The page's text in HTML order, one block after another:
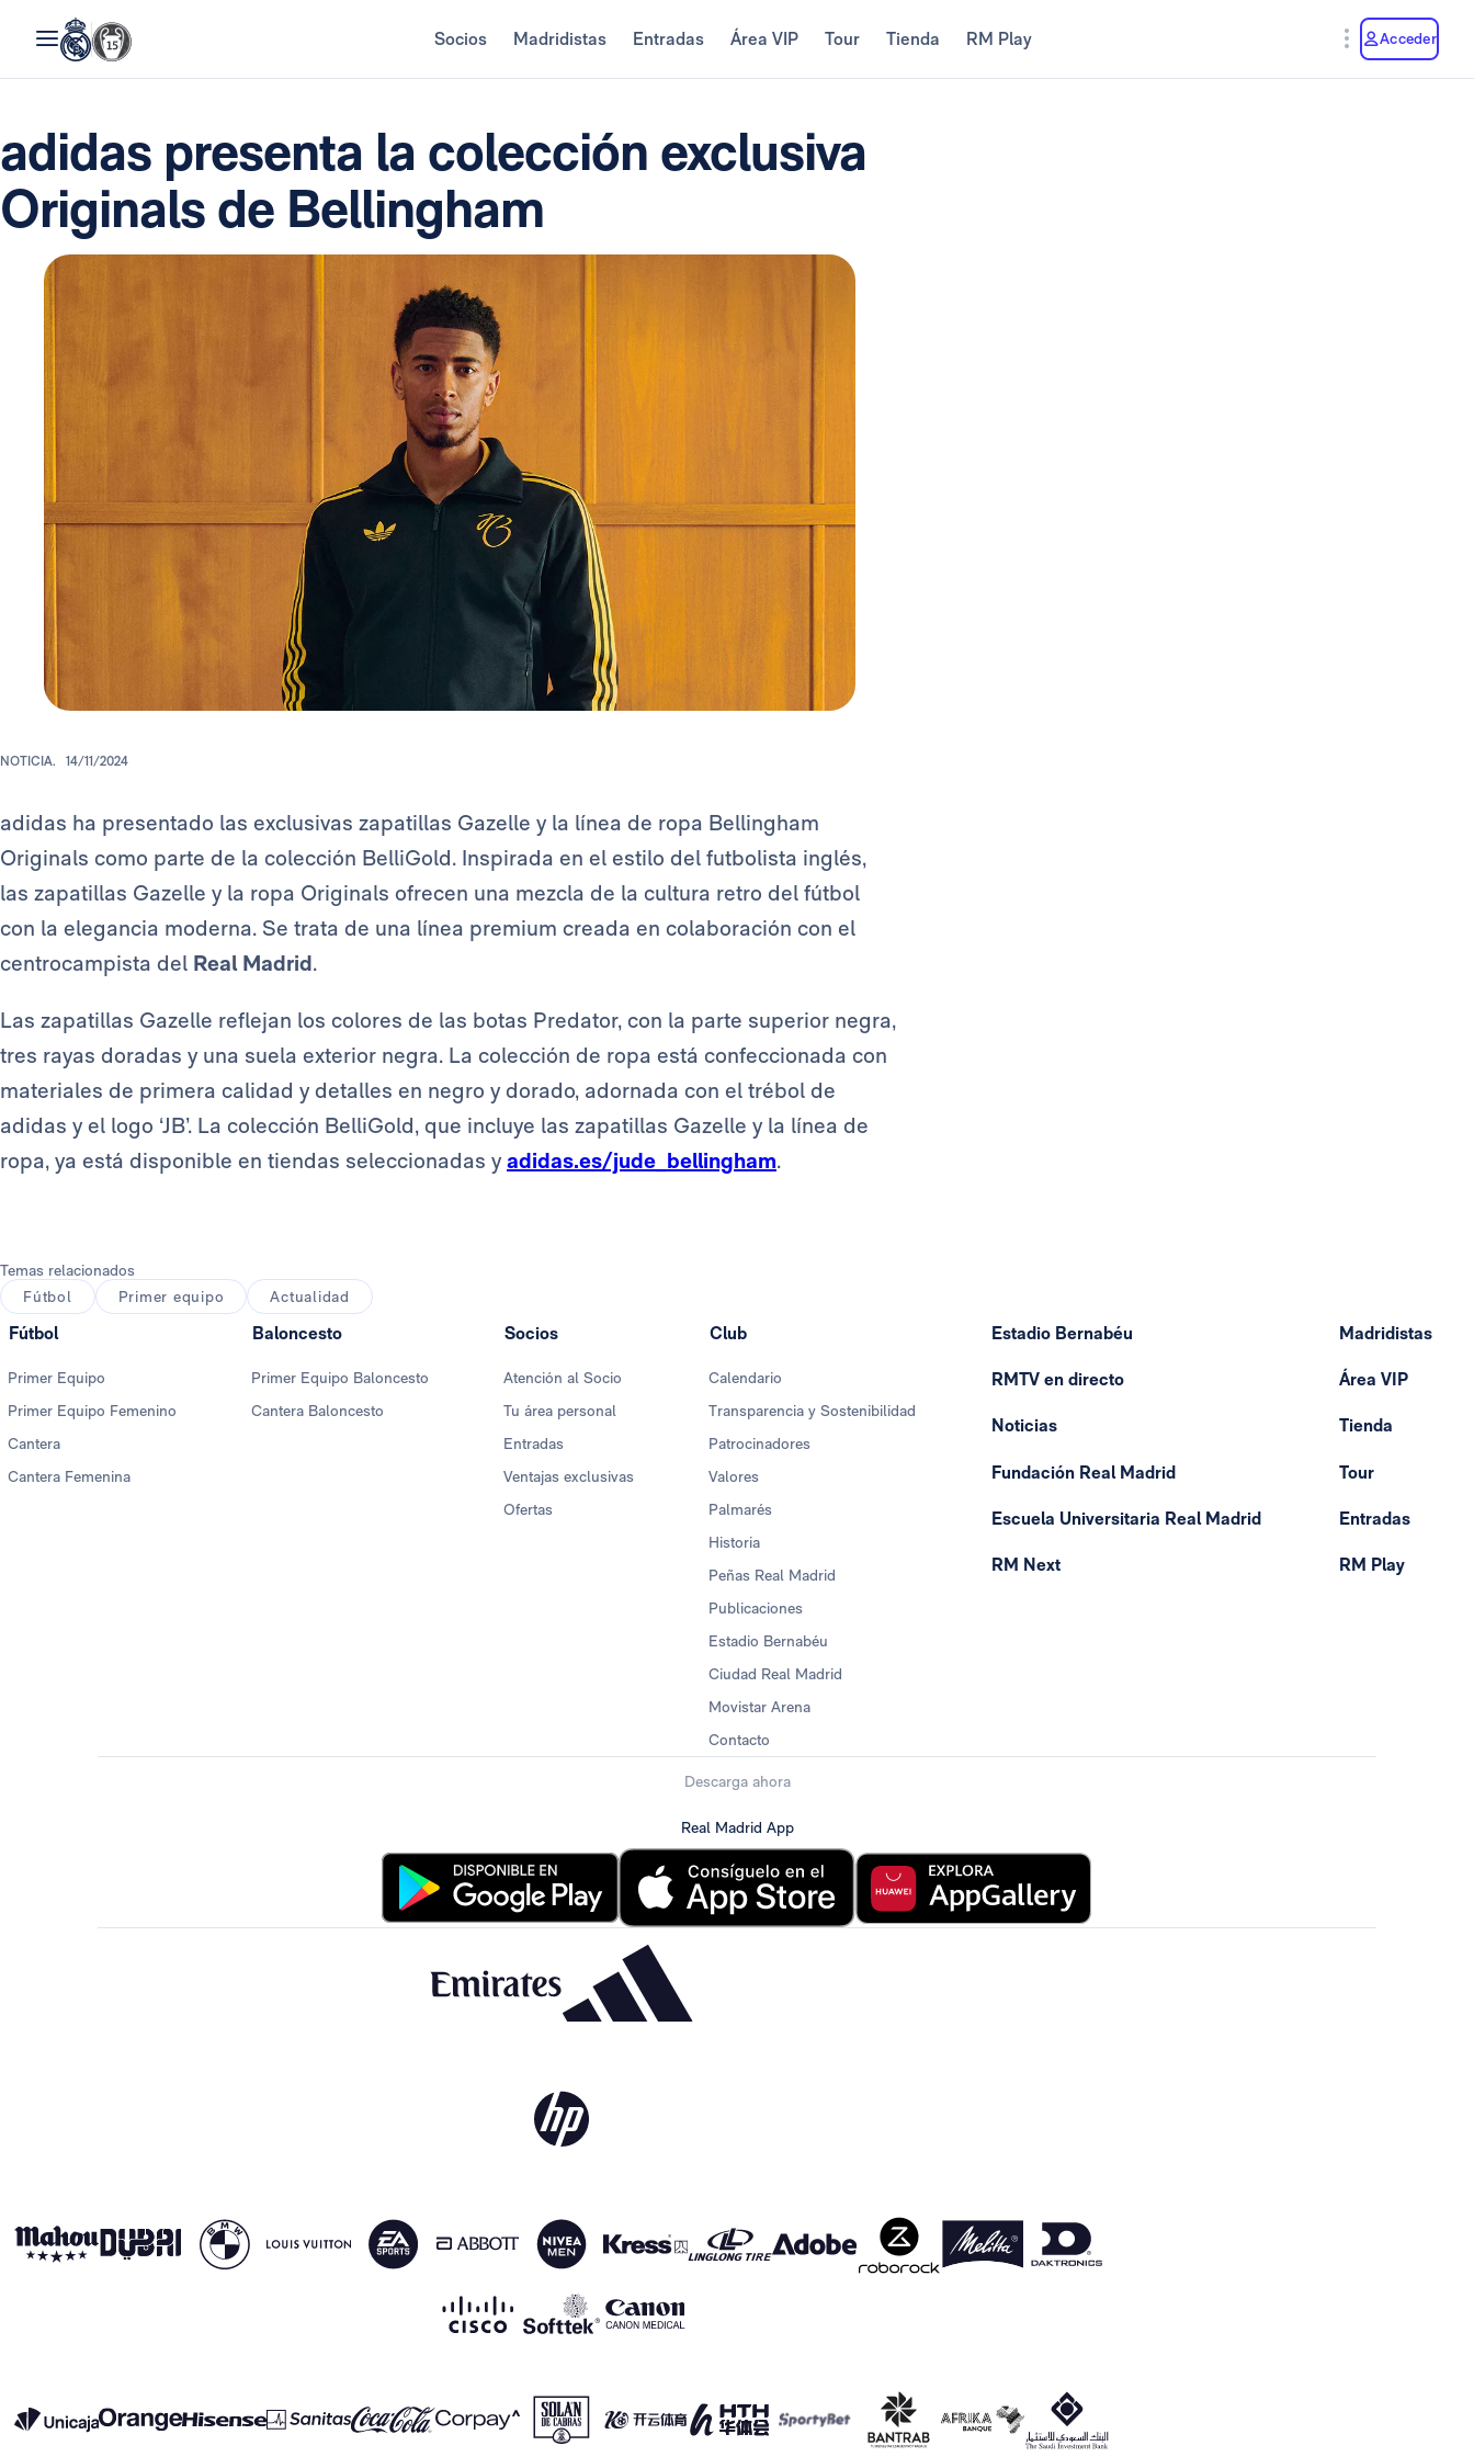
Socios Madridistas Entradas Área VIP Tour Tienda RM Play Acceder
adidas presenta la colección exclusiva
Originals de Bellingham
NOTICIA. 14/11/2024
adidas ha presentado las exclusivas zapatillas Gazelle y la línea de ropa Bellingham
Originals como parte de la colección BelliGold. Inspirada en el estilo del futbolista inglés,
las zapatillas Gazelle y la ropa Originals ofrecen una mezcla de la cultura retro del fútbol
con la elegancia moderna. Se trata de una línea premium creada en colaboración con el
centrocampista del Real Madrid.
Las zapatillas Gazelle reflejan los colores de las botas Predator, con la parte superior negra,
tres rayas doradas y una suela exterior negra. La colección de ropa está confeccionada con
materiales de primera calidad y detalles en negro y dorado, adornada con el trébol de
adidas y el logo ‘JB’. La colección BelliGold, que incluye las zapatillas Gazelle y la línea de
ropa, ya está disponible en tiendas seleccionadas y adidas.es/jude_bellingham.
Temas relacionados
Fútbol
Primer equipo Actualidad
Fútbol
Primer Equipo
Primer Equipo Femenino
Cantera
Cantera Femenina
Baloncesto
Primer Equipo Baloncesto
Cantera Baloncesto
Socios
Atención al Socio
Tu área personal
Entradas
Ventajas exclusivas
Ofertas
Club
Calendario
Transparencia y Sostenibilidad
Patrocinadores
Valores
Palmarés
Historia
Peñas Real Madrid
Publicaciones
Estadio Bernabéu
Ciudad Real Madrid
Movistar Arena
Contacto
Estadio Bernabéu
RMTV en directo
Noticias
Fundación Real Madrid
Escuela Universitaria Real Madrid
RM Next
Madridistas
Área VIP
Tienda
Tour
Entradas
RM Play
Descarga ahora
Real Madrid App